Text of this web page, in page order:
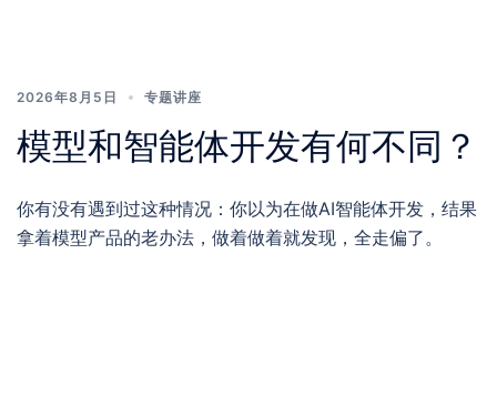
2026年8月5日 专题讲座
模型和智能体开发有何不同？
你有没有遇到过这种情况：你以为在做AI智能体开发，结果
拿着模型产品的老办法，做着做着就发现，全走偏了。